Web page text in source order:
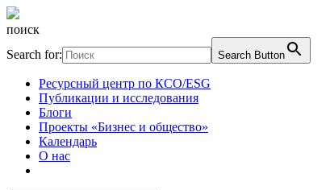
поиск
Search for:
Search Button
Ресурсный центр по КСО/ESG
Публикации и исследования
Блоги
Проекты «Бизнес и общество»
Календарь
О нас